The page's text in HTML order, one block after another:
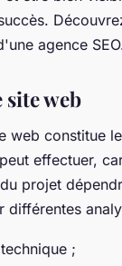
agence
site web
web constitue
effectuer,
projet
différentes
;